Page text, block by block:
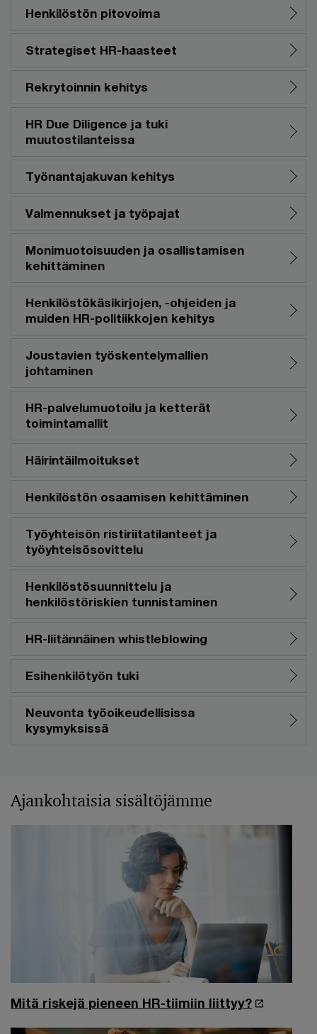
Henkilöstön pitovoima
Strategiset HR-haasteet
Rekrytoinnin kehitys
HR Due Diligence ja tuki
muutostilanteissa
Työnantajakuvan kehitys
Valmennukset ja työpajat
Monimuotoisuuden ja osallistamisen
kehittäminen
Henkilöstökäsikirjojen, -ohjeiden ja
muiden HR-politiikkojen kehitys
Joustavien työskentelymallien
johtaminen
HR-palvelumuotoilu ja ketterät
toimintamallit
Häirintäilmoitukset
Henkilöstön osaamisen kehittäminen
Työyhteisön ristiriitatilanteet ja
työyhteisösovittelu
Henkilöstösuunnittelu ja
henkilöstöriskien tunnistaminen
HR-liitännäinen whistleblowing
Esihenkilötyön tuki
Neuvonta työoikeudellisissa
kysymyksissä
Ajankohtaisia sisältöjämme
Mitä riskejä pieneen HR-tiimiin liittyy?